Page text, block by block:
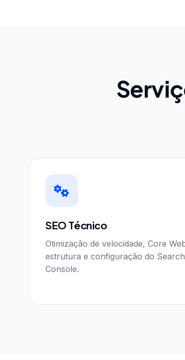
SEO Técnico
Otimização de velocidade, Core
estrutura e configuração do Search
Console.